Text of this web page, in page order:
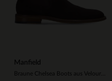
Manfield